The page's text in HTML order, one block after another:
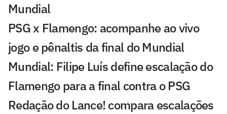
Mundial
PSG x Flamengo: acompanhe ao vivo
jogo e pênaltis da final do Mundial
Mundial: Filipe Luís define escalação do
Flamengo para a final contra o PSG
Redação do Lance! compara escalações